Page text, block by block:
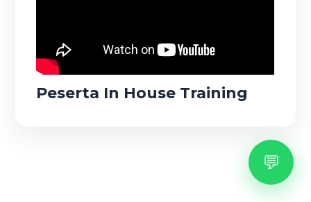
Peserta In House Training
💬